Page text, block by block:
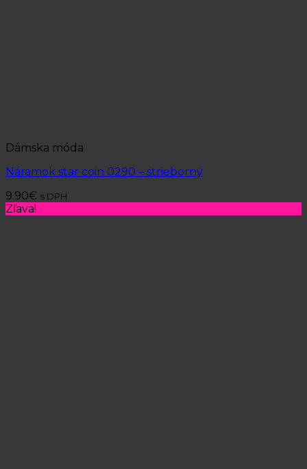
Dámska móda
Náramok star coin 0290 – strieborný
9.90€ s DPH
Zľava!